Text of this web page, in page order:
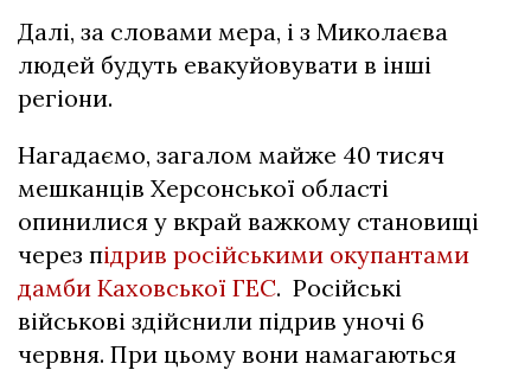
Далі, за словами мера, і з Миколаєва
людей будуть евакуйовувати в інші
регіони.
Нагадаємо, загалом майже 40 тисяч
мешканців Херсонської області
опинилися у вкрай важкому становищі
через підрив російськими окупантами
дамби Каховської ГЕС. Російські
військові здійснили підрив уночі 6
червня. При цьому вони намагаються